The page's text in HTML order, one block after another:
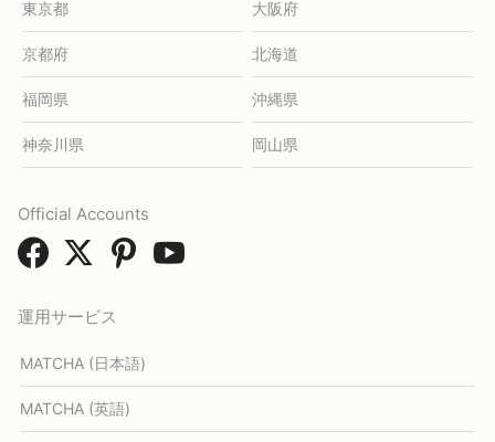
東京都 大阪府
京都府 北海道
福岡県 沖縄県
神奈川県 岡山県
運用サービス
MATCHA (日本語)
MATCHA (英語)
Official Accounts